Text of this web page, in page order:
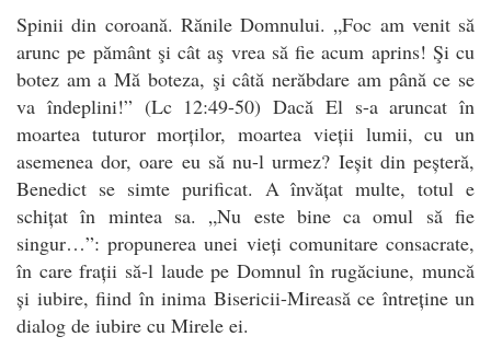
Spinii din coroană. Rănile Domnului. „Foc am venit să
arunc pe pământ şi cât aş vrea să fie acum aprins! Şi cu
botez am a Mă boteza, şi câtă nerăbdare am până ce se
va îndeplini!” (Lc 12:49-50) Dacă El s-a aruncat în
moartea tuturor morților, moartea vieții lumii, cu un
asemenea dor, oare eu să nu-l urmez? Ieșit din peșteră,
Benedict se simte purificat. A învățat multe, totul e
schițat în mintea sa. „Nu este bine ca omul să fie
singur…”: propunerea unei vieți comunitare consacrate,
în care frații să-l laude pe Domnul în rugăciune, muncă
și iubire, fiind în inima Bisericii-Mireasă ce întreține un
dialog de iubire cu Mirele ei.